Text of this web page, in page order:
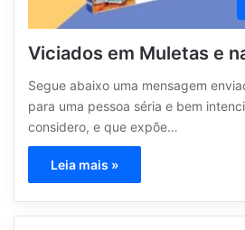
Viciados em Muletas e
Segue abaixo uma mensagem
para uma pessoa séria e bem
considero, e que expõe…
Leia mais »